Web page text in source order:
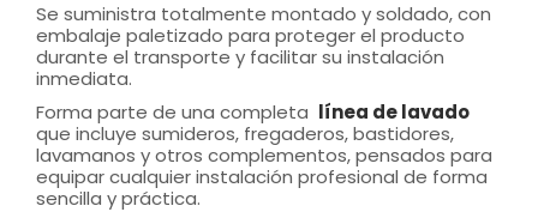
Se suministra totalmente montado y soldado, con
embalaje paletizado para proteger el producto
durante el transporte y facilitar su instalación
inmediata.
Forma parte de una completa línea de lavado
que incluye sumideros, fregaderos, bastidores,
lavamanos y otros complementos, pensados para
equipar cualquier instalación profesional de forma
sencilla y práctica.